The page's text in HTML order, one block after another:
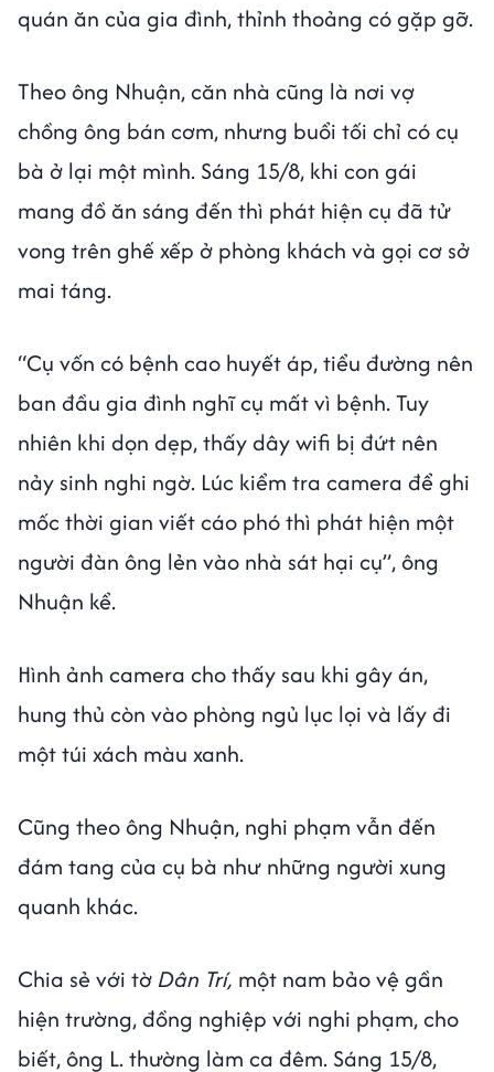
quán ăn của gia đình, thỉnh thoảng có gặp gỡ.
Theo ông Nhuận, căn nhà cũng là nơi vợ
chồng ông bán cơm, nhưng buổi tối chỉ có cụ
bà ở lại một mình. Sáng 15/8, khi con gái
mang đồ ăn sáng đến thì phát hiện cụ đã tử
vong trên ghế xếp ở phòng khách và gọi cơ sở
mai táng.
“Cụ vốn có bệnh cao huyết áp, tiểu đường nên
ban đầu gia đình nghĩ cụ mất vì bệnh. Tuy
nhiên khi dọn dẹp, thấy dây wifi bị đứt nên
nảy sinh nghi ngờ. Lúc kiểm tra camera để ghi
mốc thời gian viết cáo phó thì phát hiện một
người đàn ông lẻn vào nhà sát hại cụ”, ông
Nhuận kể.
Hình ảnh camera cho thấy sau khi gây án,
hung thủ còn vào phòng ngủ lục lọi và lấy đi
một túi xách màu xanh.
Cũng theo ông Nhuận, nghi phạm vẫn đến
đám tang của cụ bà như những người xung
quanh khác.
Chia sẻ với tờ Dân Trí, một nam bảo vệ gần
hiện trường, đồng nghiệp với nghi phạm, cho
biết, ông L. thường làm ca đêm. Sáng 15/8,